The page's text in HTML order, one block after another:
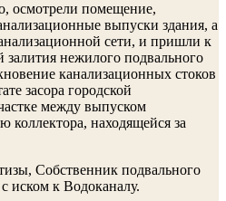
осмотрели помещение,
выпуски здания, а
сети, и пришли к
нежилого подвального
канализационных стоков
засора городской
между выпуском
коллектора, находящейся за
Собственник подвального
иском к Водоканалу.